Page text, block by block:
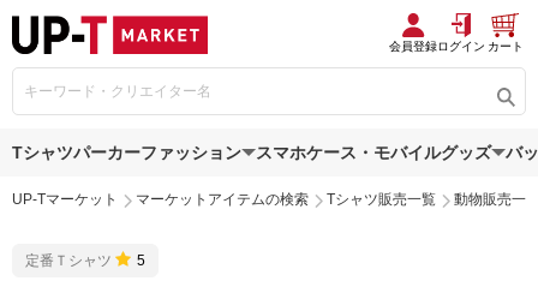
会員登録ログイン カート
Tシャツパーカーファッション スマホケース・モバイルグッズ バ
UP-Tマーケット マーケットアイテムの検索 Tシャツ販売一覧 動物販売一
定番Ｔシャツ 5